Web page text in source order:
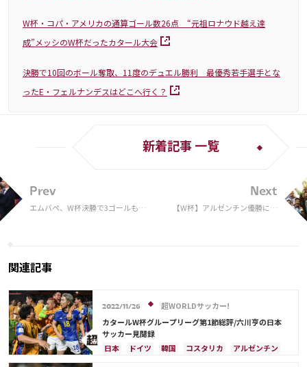
W杯・コパ・アメリカの通算ゴール数26点 “元祖ロナウド越え達
成”メッシのW杯だったカタール大会
決勝で10回のボール奪取、11度のデュエル勝利 最優秀若手選手とな
ったE・フェルナンデスはどこへ行く？
Prev
エムバペ、W杯決勝で3ゴールも敗
新着記事 一覧
Next
【W杯】アルゼンチン優勝に首
関連記事
2022/11/26
超WORLDサッカー!
カタールW杯グループリーグ第1節総評/六川亨の日本
サッカー見聞録
日本
ドイツ 韓国 コスタリカ
アルゼンチン